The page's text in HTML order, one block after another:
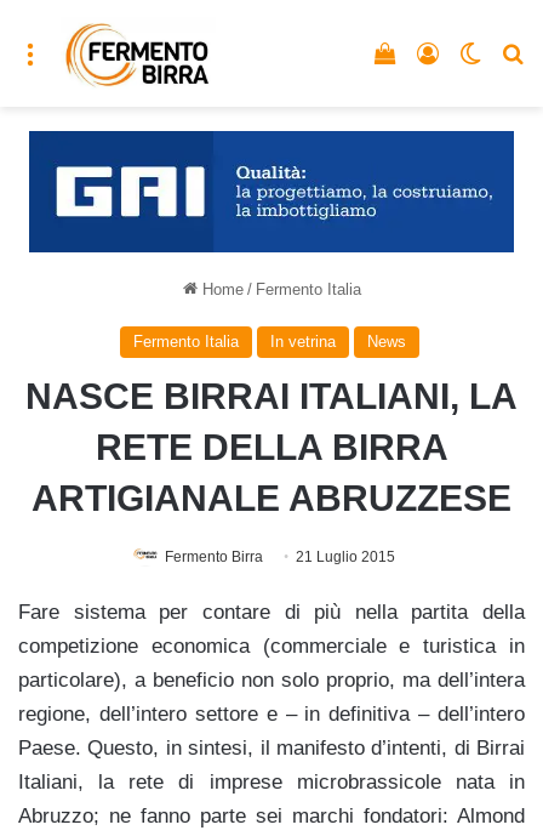
Menu Accedi
Vedi il carrello
Home / Fermento Italia
Fermento Italia In vetrina News
NASCE BIRRAI ITALIANI, LA
RETE DELLA BIRRA
ARTIGIANALE ABRUZZESE
Fermento Birra 21 Luglio 2015
Fare sistema per contare di più nella partita della
competizione economica (commerciale e turistica in
particolare), a beneficio non solo proprio, ma dell’intera
regione, dell’intero settore e – in definitiva – dell’intero
Paese. Questo, in sintesi, il manifesto d’intenti, di Birrai
Italiani, la rete di imprese microbrassicole nata in
Abruzzo; ne fanno parte sei marchi fondatori: Almond